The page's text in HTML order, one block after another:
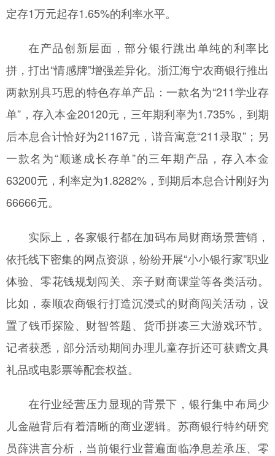
定存1万元起存1.65%的利率水平。
在产品创新层面，部分银行跳出单纯的利率比
拼，打出“情感牌”增强差异化。浙江海宁农商银行推出
两款别具巧思的特色存单产品：一款名为“211学业存
单”，存入本金20120元，三年期利率为1.735%，到期
后本息合计恰好为21167元，谐音寓意“211录取”；另
一款名为“顺遂成长存单”的三年期产品，存入本金
63200元，利率定为1.8282%，到期后本息合计刚好为
66666元。
实际上，各家银行都在加码布局财商场景营销，
依托线下密集的网点资源，纷纷开展“小小银行家”职业
体验、零花钱规划闯关、亲子财商课堂等各类活动。
比如，泰顺农商银行打造沉浸式的财商闯关活动，设
置了钱币探险、财智答题、货币拼凑三大游戏环节。
记者获悉，部分活动期间办理儿童存折还可获赠文具
礼品或电影票等配套权益。
在行业经营压力显现的背景下，银行集中布局少
儿金融背后有着清晰的商业逻辑。苏商银行特约研究
员薛洪言分析，当前银行业普遍面临净息差承压、零